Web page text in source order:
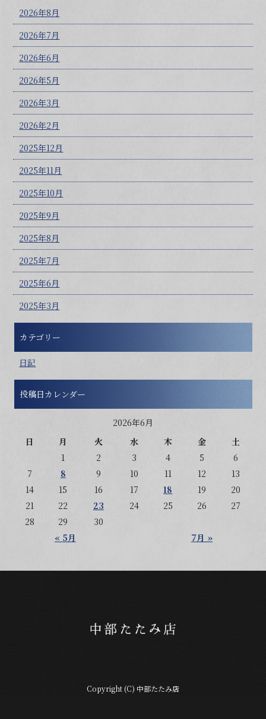
2026年8月
2026年7月
2026年6月
2026年5月
2026年3月
2026年2月
2025年12月
2025年11月
2025年10月
2025年9月
2025年8月
2025年7月
2025年6月
2025年3月
カテゴリー
日記
投稿日カレンダー
2026年6月
日
月 火 水 木 金 土
« 5月 7月 »
1 2 3 4 5
6
7
8 9 10 11 12
13
14
15 16 17 18 19
20
21
22 23 24 25 26
27
28
29 30
Copyright (C) 中部たたみ店